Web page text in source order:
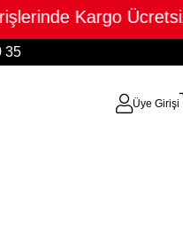
Kargo
35
Üye Girişi